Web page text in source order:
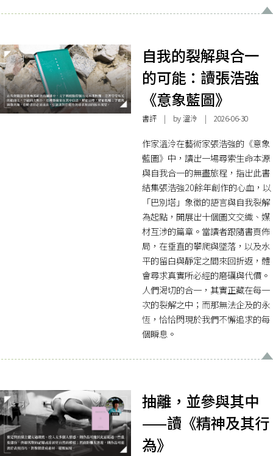
自我的裂解與合一
的可能：讀張浩強
《意象藍圖》
書評| by 溫泠 | 2026-06-30
作家溫泠在藝術家張浩強的《意象
藍圖》中，讀出一場尋索生命本源
與自我合一的無盡旅程，指出此書
結集張浩強20餘年創作的心血，以
「巴別塔」象徵的語言與自我裂解
為起點，開展出十個圖文交織、媒
材互涉的篇章。當讀者跟隨書頁佈
局，在垂直的攀爬與墜落，以及水
平的留白與靜定之間來回折返，體
會尋求真實所必經的磨礪與代價。
人們渴切的合一，其實正藏在每一
次的裂解之中；而那無法企及的永
恆，恰恰閃現於我們不懈追求的每
個瞬息。
抽離，並參與其中
——讀《精神及其行
為》